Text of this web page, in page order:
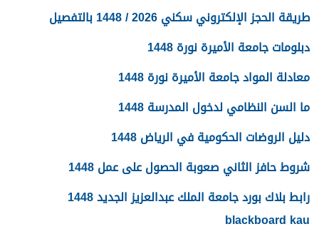
طريقة الحجز الإلكتروني سكني 2026 / 1448 بالتفصيل
دبلومات جامعة الأميرة نورة 1448
معادلة المواد جامعة الأميرة نورة 1448
ما السن النظامي لدخول المدرسة 1448
دليل الروضات الحكومية في الرياض 1448
شروط حافز الثاني صعوبة الحصول على عمل 1448
رابط بلاك بورد جامعة الملك عبدالعزيز الجديد 1448
blackboard kau